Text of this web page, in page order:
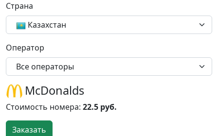
Страна
Казахстан
Оператор
Все операторы
McDonalds
Стоимость номера: 22.5 руб.
Заказать